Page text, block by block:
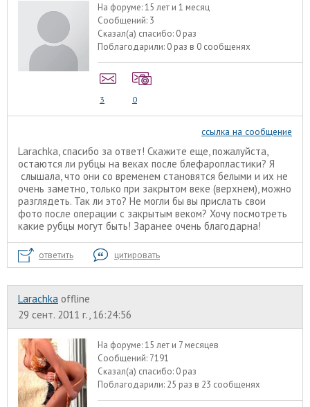
На форуме:15 лет и 1 месяц
Сообщений: 3
Сказал(а) спасибо: 0 раз
Поблагодарили: 0 раз в 0 сообщенях
3 0
ссылка на сообщение
Larachka, спасибо за ответ! Скажите еще, пожалуйста,
остаются ли рубцы на веках после блефаропластики? Я
слышала, что они со временем становятся белыми и их не
очень заметно, только при закрытом веке (верхнем), можно
разглядеть. Так ли это? Не могли бы вы прислать свои
фото после операции с закрытым веком? Хочу посмотреть
какие рубцы могут быть! Заранее очень благодарна!
ответить цитировать
Larachka offline
29 сент. 2011 г., 16:24:56
На форуме:15 лет и 7 месяцев
Сообщений: 7191
Сказал(а) спасибо: 0 раз
Поблагодарили: 25 раз в 23 сообщенях